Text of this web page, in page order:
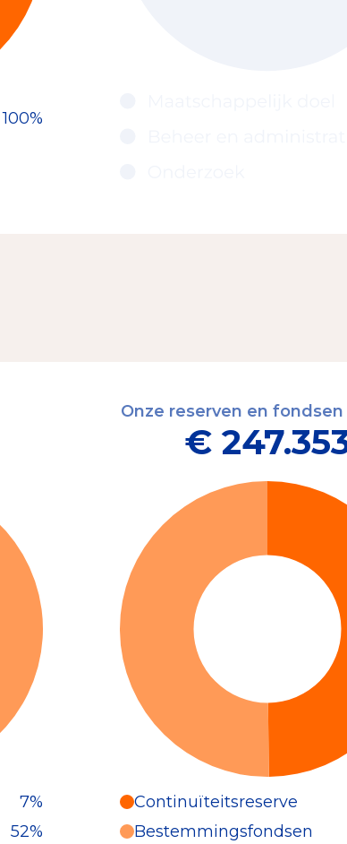
100%
Onze reserven en fondsen
€
Continuïteitsreserve
Bestemmingsfondsen
7%
52%